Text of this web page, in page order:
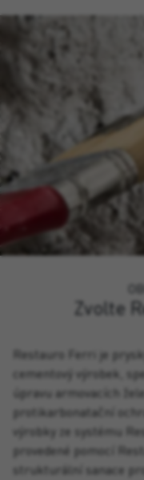
Zvolte
Restauro Ferri je
cementový výrobek,
úpravu armovacích
protikarbonatační
výrobky ze systému
provedené pomocí
strukturální sanace